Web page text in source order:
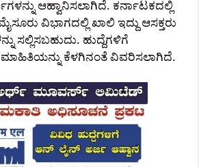
ಆಹ್ವಾನಿಸಲಾಗಿದೆ. ಕರ್ನಾಟಕದಲ್ಲಿ
ವಿಭಾಗದಲ್ಲಿ ಖಾಲಿ ಇದ್ದು ಆಸಕ್ತರು
ಸಲ್ಲಿಸಬಹುದು. ಹುದ್ದೆಗಳಿಗೆ
ಕೆಳಗಿನಂತೆ ವಿವರಿಸಲಾಗಿದೆ.